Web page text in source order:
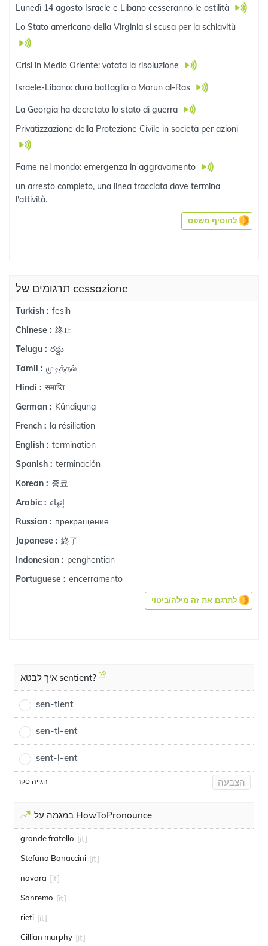
Lunedì 14 agosto Israele e Libano cesseranno le ostilità
Lo Stato americano della Virginia si scusa per la schiavitù
Crisi in Medio Oriente: votata la risoluzione
Israele-Libano: dura battaglia a Marun al-Ras
La Georgia ha decretato lo stato di guerra
Privatizzazione della Protezione Civile in società per azioni
Fame nel mondo: emergenza in aggravamento
un arresto completo, una linea tracciata dove termina
l'attività.
להוסיף משפט
תרגומים של cessazione
Turkish : fesih
Chinese : 终止
Telugu : రద్దు
Tamil : முடித்தல்
Hindi : समाप्ति
German : Kündigung
French : la résiliation
English : termination
Spanish : terminación
Korean : 종료
Arabic : إنهاء
Russian : прекращение
Japanese : 終了
Indonesian : penghentian
Portuguese : encerramento
לתרגם את זה מילה/ביטוי
איך לבטא sentient?
sen-tient
sen-ti-ent
sent-i-ent
הגייה סקר הצבעה
במגמה על HowToPronounce
grande fratello [it]
Stefano Bonaccini [it]
novara [it]
Sanremo [it]
rieti [it]
Cillian murphy [it]